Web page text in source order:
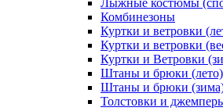
Лыжные костюмы
Комбинезоны
Куртки и ветровки
Куртки и ветровки
Куртки и Ветровки
Штаны и брюки (лето)
Штаны и брюки
Толстовки и